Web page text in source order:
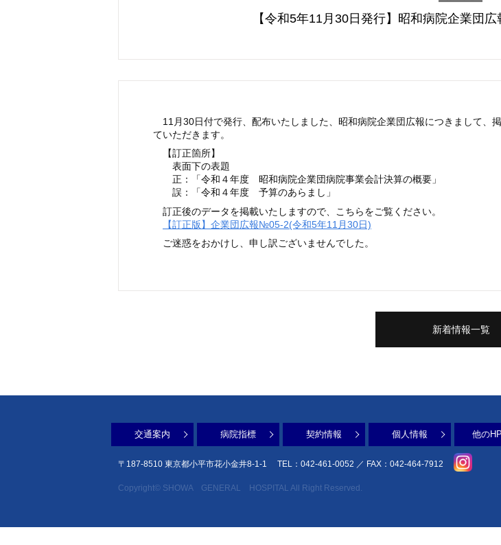
【令和5年11月30日発行】昭和病院企業団
11月30日付で発行、配布いたしました、昭和病院企業団広報につきまして、
ていただきます。
【訂正箇所】
表面下の表題
正：「令和４年度 昭和病院企業団病院事業会計決算の概要」
誤：「令和４年度 予算のあらまし」
訂正後のデータを掲載いたしますので、こちらをご覧ください。
【訂正版】企業団広報№05-2(令和5年11月30日)
ご迷惑をおかけし、申し訳ございませんでした。
新着情報一覧
交通案内 病院指標 契約情報 個人情報 他の
〒187-8510 東京都小平市花小金井8-1-1 TEL：042-461-0052 ／ FAX：042-464-7912
Copyright© SHOWA GENERAL HOSPITAL All Right Reserved.